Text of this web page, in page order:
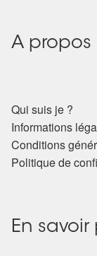
Encens
Déco
Ésotérisme :
A propos
Qui suis je ?
Informations
Conditions
Politique de
En savoir